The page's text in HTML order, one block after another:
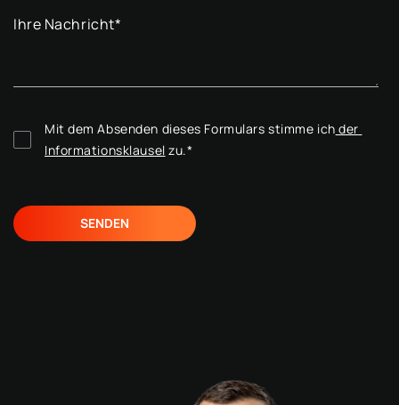
Ihre Nachricht*
Mit dem Absenden dieses Formulars stimme ich der
Informationsklausel zu.*